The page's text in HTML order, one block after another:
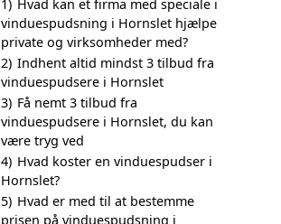
1) Hvad kan et firma med speciale i
vinduespudsning i Hornslet hjælpe
private og virksomheder med?
2) Indhent altid mindst 3 tilbud fra
vinduespudsere i Hornslet
3) Få nemt 3 tilbud fra
vinduespudsere i Hornslet, du kan
være tryg ved
4) Hvad koster en vinduespudser i
Hornslet?
5) Hvad er med til at bestemme
prisen på vinduespudsning i